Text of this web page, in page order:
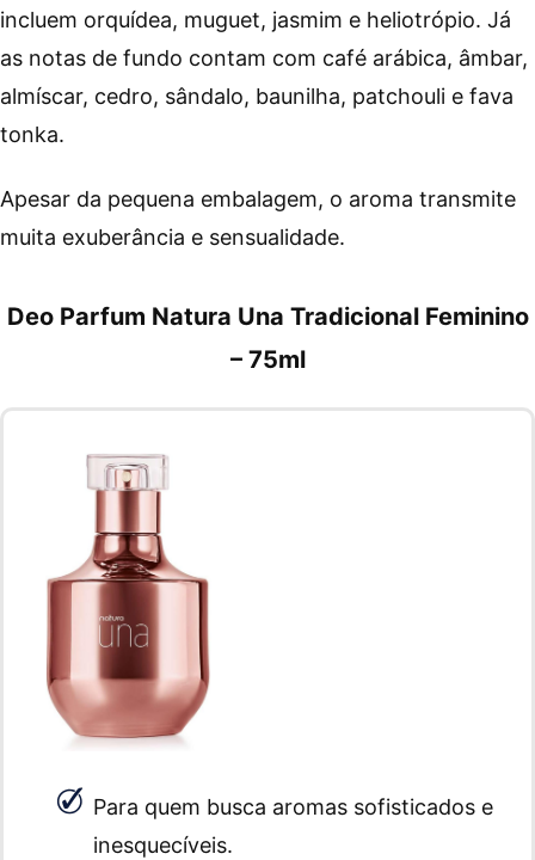
incluem orquídea, muguet, jasmim e heliotrópio. Já
as notas de fundo contam com café arábica, âmbar,
almíscar, cedro, sândalo, baunilha, patchouli e fava
tonka.
Apesar da pequena embalagem, o aroma transmite
muita exuberância e sensualidade.
Deo Parfum Natura Una Tradicional Feminino
– 75ml
Para quem busca aromas sofisticados e
inesquecíveis.